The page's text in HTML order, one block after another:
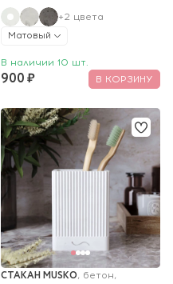
+2 цвета
Матовый
В наличии 10 шт.
900 ₽ В КОРЗИНУ
СТАКАН MUSKO, бетон,